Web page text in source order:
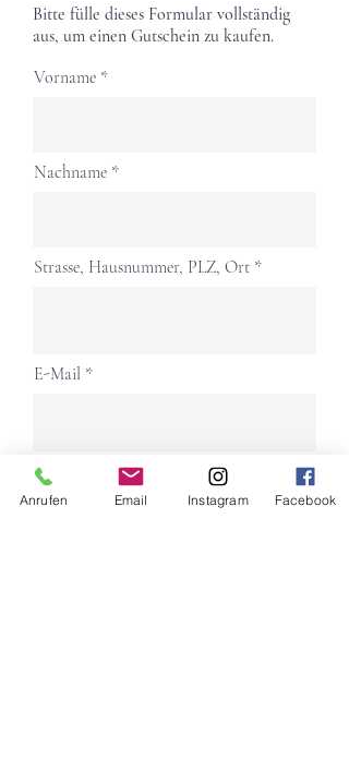
Bitte fülle dieses Formular vollständig
aus, um einen Gutschein zu kaufen.
Vorname
Nachname
Strasse, Hausnummer, PLZ, Ort
E-Mail
Gutschein-Wert wählen
Anrufen Email Instagram Facebook